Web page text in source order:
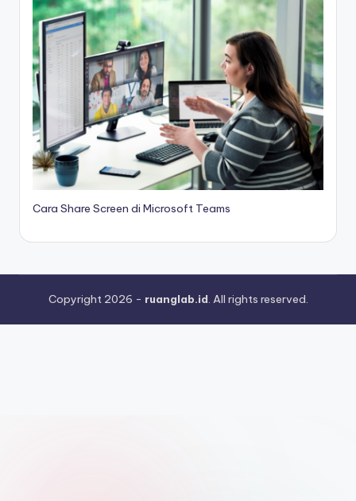
Cara Share Screen di Microsoft Teams
Copyright 2026 - ruanglab.id. All rights reserved.